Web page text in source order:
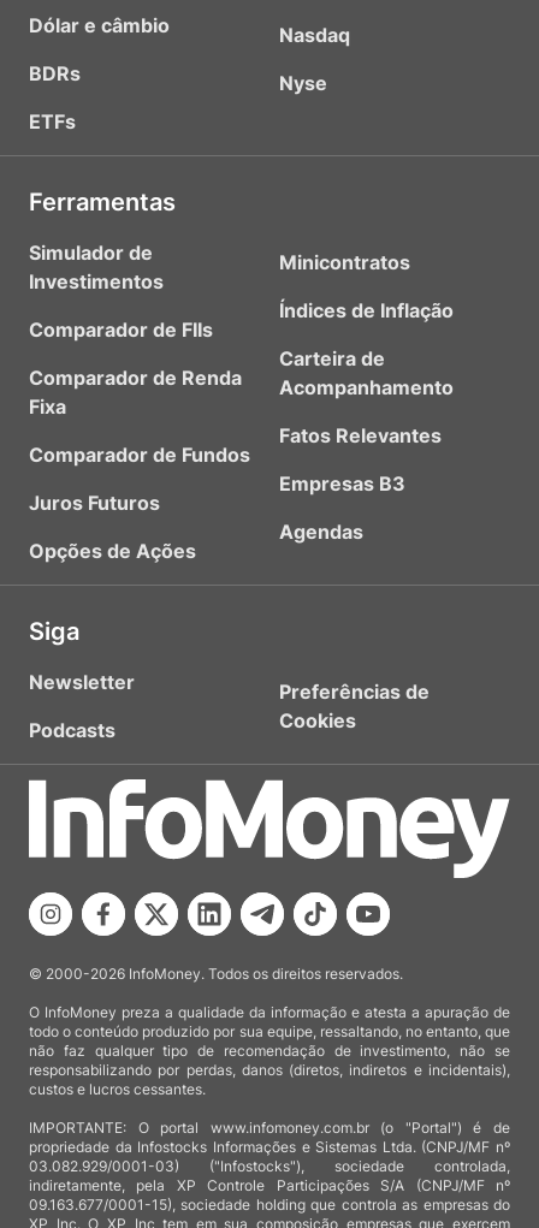
Dólar e câmbio
BDRs
ETFs
Nasdaq
Nyse
Ferramentas
Simulador de
Investimentos
Comparador de FIIs
Comparador de Renda
Fixa
Comparador de Fundos
Juros Futuros
Opções de Ações
Minicontratos
Índices de Inflação
Carteira de
Acompanhamento
Fatos Relevantes
Empresas B3
Agendas
Siga
Newsletter
Podcasts
Preferências de
Cookies
© 2000-2026 InfoMoney. Todos os direitos reservados.
O InfoMoney preza a qualidade da informação e atesta a apuração de
todo o conteúdo produzido por sua equipe, ressaltando, no entanto, que
não faz qualquer tipo de recomendação de investimento, não se
responsabilizando por perdas, danos (diretos, indiretos e incidentais),
custos e lucros cessantes.
IMPORTANTE: O portal www.infomoney.com.br (o "Portal") é de
propriedade da Infostocks Informações e Sistemas Ltda. (CNPJ/MF nº
03.082.929/0001-03) ("Infostocks"), sociedade controlada,
indiretamente, pela XP Controle Participações S/A (CNPJ/MF nº
09.163.677/0001-15), sociedade holding que controla as empresas do
XP Inc. O XP Inc tem em sua composição empresas que exercem